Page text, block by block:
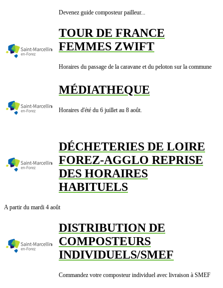
Devenez guide composteur pailleur...
TOUR DE FRANCE
FEMMES ZWIFT
Horaires du passage de la caravane et du peloton sur la commune
MÉDIATHEQUE
Horaires d'été du 6 juillet au 8 août.
DÉCHETERIES DE LOIRE
FOREZ-AGGLO REPRISE
DES HORAIRES
HABITUELS
A partir du mardi 4 août
DISTRIBUTION DE
COMPOSTEURS
INDIVIDUELS/SMEF
Commandez votre composteur individuel avec livraison à SMEF